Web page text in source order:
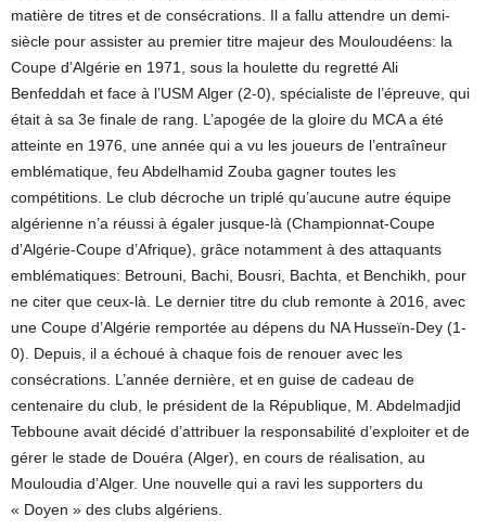
matière de titres et de consécrations. Il a fallu attendre un demi-
siècle pour assister au premier titre majeur des Mouloudéens: la
Coupe d’Algérie en 1971, sous la houlette du regretté Ali
Benfeddah et face à l’USM Alger (2-0), spécialiste de l’épreuve, qui
était à sa 3e finale de rang. L’apogée de la gloire du MCA a été
atteinte en 1976, une année qui a vu les joueurs de l’entraîneur
emblématique, feu Abdelhamid Zouba gagner toutes les
compétitions. Le club décroche un triplé qu’aucune autre équipe
algérienne n’a réussi à égaler jusque-là (Championnat-Coupe
d’Algérie-Coupe d’Afrique), grâce notamment à des attaquants
emblématiques: Betrouni, Bachi, Bousri, Bachta, et Benchikh, pour
ne citer que ceux-là. Le dernier titre du club remonte à 2016, avec
une Coupe d’Algérie remportée au dépens du NA Husseïn-Dey (1-
0). Depuis, il a échoué à chaque fois de renouer avec les
consécrations. L’année dernière, et en guise de cadeau de
centenaire du club, le président de la République, M. Abdelmadjid
Tebboune avait décidé d’attribuer la responsabilité d’exploiter et de
gérer le stade de Douéra (Alger), en cours de réalisation, au
Mouloudia d’Alger. Une nouvelle qui a ravi les supporters du
« Doyen » des clubs algériens.